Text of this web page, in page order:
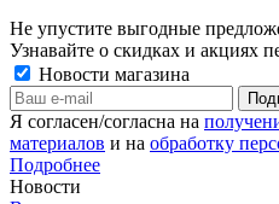
Не упустите выгодные
Узнавайте о скидках и акциях
Новости магазина
Я согласен/согласна на
материалов и на обработку
Подробнее
Новости